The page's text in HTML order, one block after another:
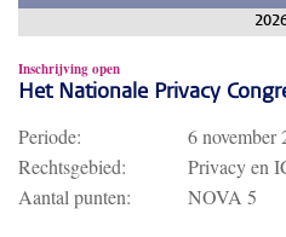
Inschrijving open
Het Nationale Privacy
Periode:
6 november
Rechtsgebied:
Privacy en
Aantal punten:
NOVA 5